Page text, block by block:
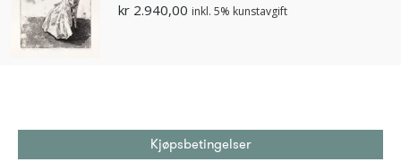
kr 2.940,00 inkl. 5% kunstavgift
Kjøpsbetingelser